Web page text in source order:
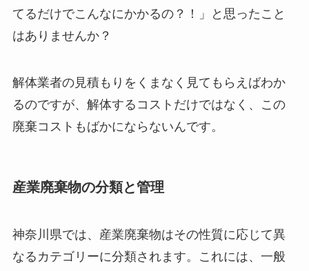
てるだけでこんなにかかるの？！」と思ったこと
はありませんか？
解体業者の見積もりをくまなく見てもらえばわか
るのですが、解体するコストだけではなく、この
廃棄コストもばかにならないんです。
産業廃棄物の分類と管理
神奈川県では、産業廃棄物はその性質に応じて異
なるカテゴリーに分類されます。これには、一般